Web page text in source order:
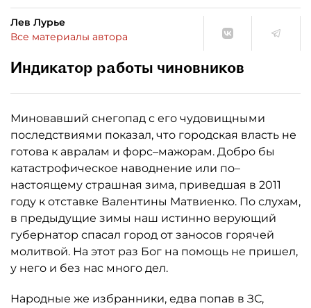
Лев Лурье
Все материалы автора
Индикатор работы чиновников
Миновавший снегопад с его чудовищными
последствиями показал, что городская власть не
готова к авралам и форс–мажорам. Добро бы
катастрофическое наводнение или по–
настоящему страшная зима, приведшая в 2011
году к отставке Валентины Матвиенко. По слухам,
в предыдущие зимы наш истинно верующий
губернатор спасал город от заносов горячей
молитвой. На этот раз Бог на помощь не пришел,
у него и без нас много дел.
Народные же избранники, едва попав в ЗС,